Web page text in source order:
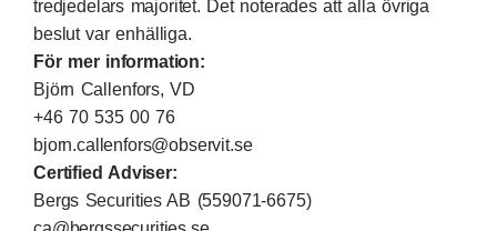
tredjedelars majoritet. Det noterades att alla övriga
beslut var enhälliga.
För mer information:
Björn Callenfors, VD
+46 70 535 00 76
bjorn.callenfors@observit.se
Certified Adviser:
Bergs Securities AB (559071-6675)